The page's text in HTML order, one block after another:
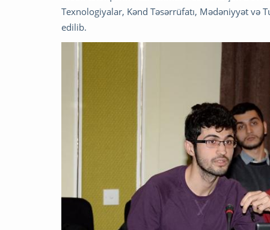
Texnologiyalar, Kənd Təsərrüfatı, Mədəniyyət və
edilib.